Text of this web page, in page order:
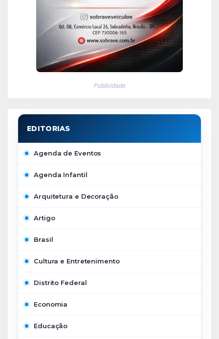
Publicidade
Agenda de Eventos
Agenda Infantil
Arquitetura e Decoração
Artigo
Brasil
Cultura e Entretenimento
Distrito Federal
Economia
Educação